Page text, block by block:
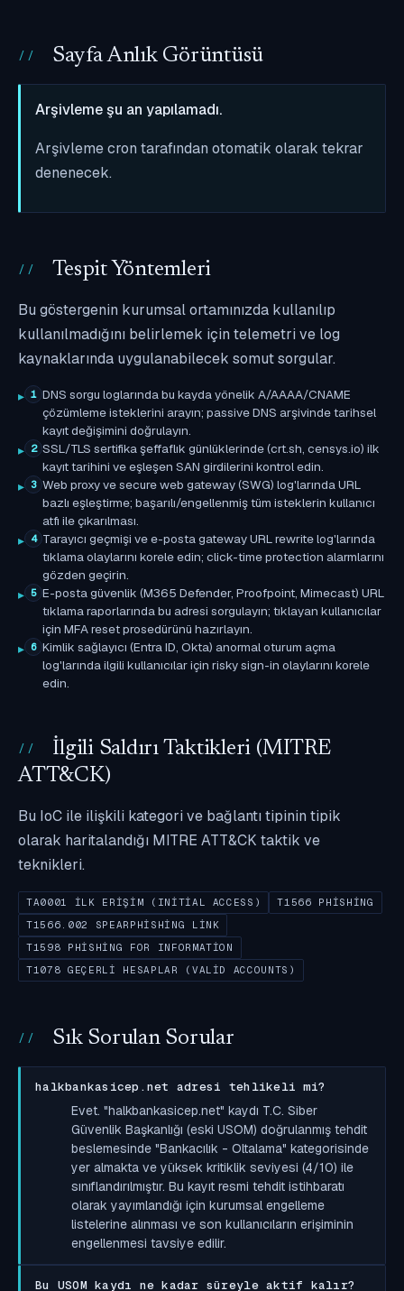
Sayfa Anlık Görüntüsü
Arşivleme şu an yapılamadı.
Arşivleme cron tarafından otomatik olarak tekrar
denenecek.
Tespit Yöntemleri
Bu göstergenin kurumsal ortamınızda kullanılıp
kullanılmadığını belirlemek için telemetri ve log
kaynaklarında uygulanabilecek somut sorgular.
1 DNS sorgu loglarında bu kayda yönelik A/AAAA/CNAME
çözümleme isteklerini arayın; passive DNS arşivinde tarihsel
kayıt değişimini doğrulayın.
2 SSL/TLS sertifika şeffaflık günlüklerinde (crt.sh, censys.io) ilk
kayıt tarihini ve eşleşen SAN girdilerini kontrol edin.
3 Web proxy ve secure web gateway (SWG) log'larında URL
bazlı eşleştirme; başarılı/engellenmiş tüm isteklerin kullanıcı
atfı ile çıkarılması.
4 Tarayıcı geçmişi ve e-posta gateway URL rewrite log'larında
tıklama olaylarını korele edin; click-time protection alarmlarını
gözden geçirin.
5 E-posta güvenlik (M365 Defender, Proofpoint, Mimecast) URL
tıklama raporlarında bu adresi sorgulayın; tıklayan kullanıcılar
için MFA reset prosedürünü hazırlayın.
6 Kimlik sağlayıcı (Entra ID, Okta) anormal oturum açma
log'larında ilgili kullanıcılar için risky sign-in olaylarını korele
edin.
İlgili Saldırı Taktikleri (MITRE
ATT&CK)
Bu IoC ile ilişkili kategori ve bağlantı tipinin tipik
olarak haritalandığı MITRE ATT&CK taktik ve
teknikleri.
TA0001 İLK ERIŞIM (INITIAL ACCESS)
T1566 PHISHING
T1566.002 SPEARPHISHING LINK
T1598 PHISHING FOR INFORMATION
T1078 GEÇERLI HESAPLAR (VALID ACCOUNTS)
Sık Sorulan Sorular
halkbankasicep.net adresi tehlikeli mi?
Evet. "halkbankasicep.net" kaydı T.C. Siber
Güvenlik Başkanlığı (eski USOM) doğrulanmış tehdit
beslemesinde "Bankacılık - Oltalama" kategorisinde
yer almakta ve yüksek kritiklik seviyesi (4/10) ile
sınıflandırılmıştır. Bu kayıt resmi tehdit istihbaratı
olarak yayımlandığı için kurumsal engelleme
listelerine alınması ve son kullanıcıların erişiminin
engellenmesi tavsiye edilir.
Bu USOM kaydı ne kadar süreyle aktif kalır?